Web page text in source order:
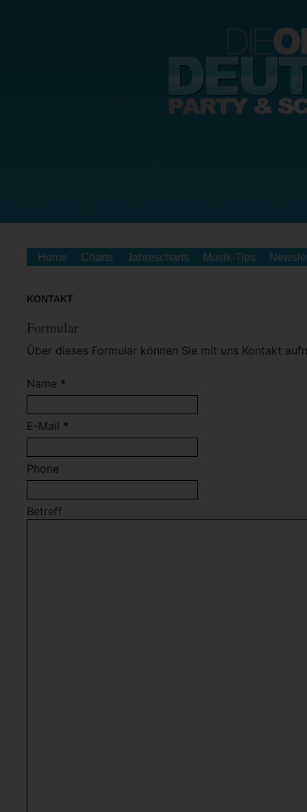
Home Charts Jahrescharts Musik-Tips
KONTAKT
Formular
Über dieses Formular können Sie mit uns Kontakt
Name *
E-Mail *
Phone
Betreff